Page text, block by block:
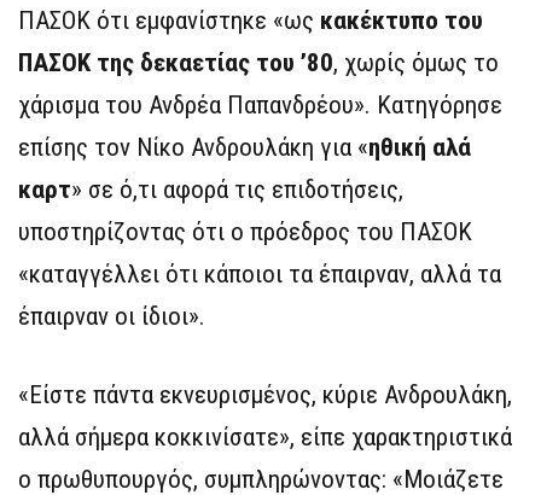
ΠΑΣΟΚ ότι εμφανίστηκε «ως κακέκτυπο του
ΠΑΣΟΚ της δεκαετίας του ’80, χωρίς όμως το
χάρισμα του Ανδρέα Παπανδρέου». Κατηγόρησε
επίσης τον Νίκο Ανδρουλάκη για «ηθική αλά
καρτ» σε ό,τι αφορά τις επιδοτήσεις,
υποστηρίζοντας ότι ο πρόεδρος του ΠΑΣΟΚ
«καταγγέλλει ότι κάποιοι τα έπαιρναν, αλλά τα
έπαιρναν οι ίδιοι».
«Είστε πάντα εκνευρισμένος, κύριε Ανδρουλάκη,
αλλά σήμερα κοκκινίσατε», είπε χαρακτηριστικά
ο πρωθυπουργός, συμπληρώνοντας: «Μοιάζετε